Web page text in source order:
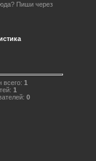
Пиши через
всего: 1
1
0